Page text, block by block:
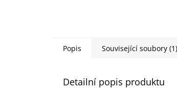
Popis Související soubory (1)
Detailní popis produktu